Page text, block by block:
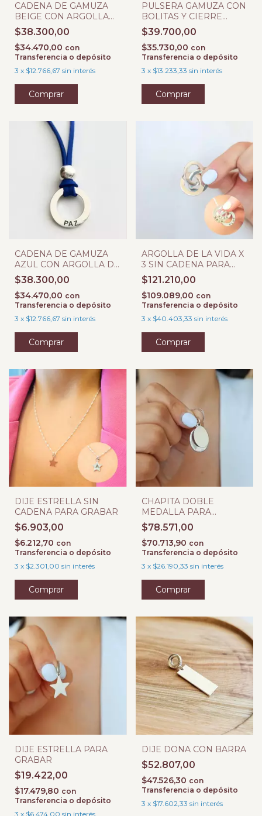
CADENA DE GAMUZA
BEIGE CON ARGOLLA
DE LA VIDA Y BOLITA
$38.300,00
$34.470,00 con
Transferencia o depósito
3 x $12.766,67 sin interés
PULSERA GAMUZA CON
BOLITAS Y CIERRE
CANDADO CORAZON
ESMALTE
$39.700,00
$35.730,00 con
Transferencia o depósito
3 x $13.233,33 sin interés
CADENA DE GAMUZA
AZUL CON ARGOLLA DE
LA VIDA Y BOLITA
$38.300,00
$34.470,00 con
Transferencia o depósito
3 x $12.766,67 sin interés
ARGOLLA DE LA VIDA X
3 SIN CADENA PARA
GRABAR
$121.210,00
$109.089,00 con
Transferencia o depósito
3 x $40.403,33 sin interés
DIJE ESTRELLA SIN
CADENA PARA GRABAR
$6.903,00
$6.212,70 con
Transferencia o depósito
3 x $2.301,00 sin interés
CHAPITA DOBLE
MEDALLA PARA
GRABAR
$78.571,00
$70.713,90 con
Transferencia o depósito
3 x $26.190,33 sin interés
DIJE ESTRELLA PARA
GRABAR
$19.422,00
$17.479,80 con
Transferencia o depósito
3 x $6.474,00 sin interés
DIJE DONA CON BARRA
$52.807,00
$47.526,30 con
Transferencia o depósito
3 x $17.602,33 sin interés